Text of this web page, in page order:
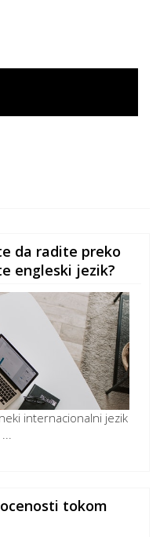
da radite preko
engleski jezik?
internacionalni jezik
tokom